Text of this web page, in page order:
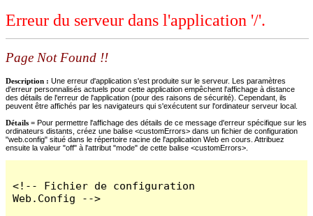
Erreur du serveur dans l'application '/'.
Page Not Found !!
Description : Une erreur d'application s'est produite sur le serveur. Les paramètres
d'erreur personnalisés actuels pour cette application empêchent l'affichage à distance
des détails de l'erreur de l'application (pour des raisons de sécurité). Cependant, ils
peuvent être affichés par les navigateurs qui s'exécutent sur l'ordinateur serveur local.
Détails = Pour permettre l'affichage des détails de ce message d'erreur spécifique sur les
ordinateurs distants, créez une balise <customErrors> dans un fichier de configuration
"web.config" situé dans le répertoire racine de l'application Web en cours. Attribuez
ensuite la valeur "off" à l'attribut "mode" de cette balise <customErrors>.
<!-- Fichier de configuration
Web.Config -->